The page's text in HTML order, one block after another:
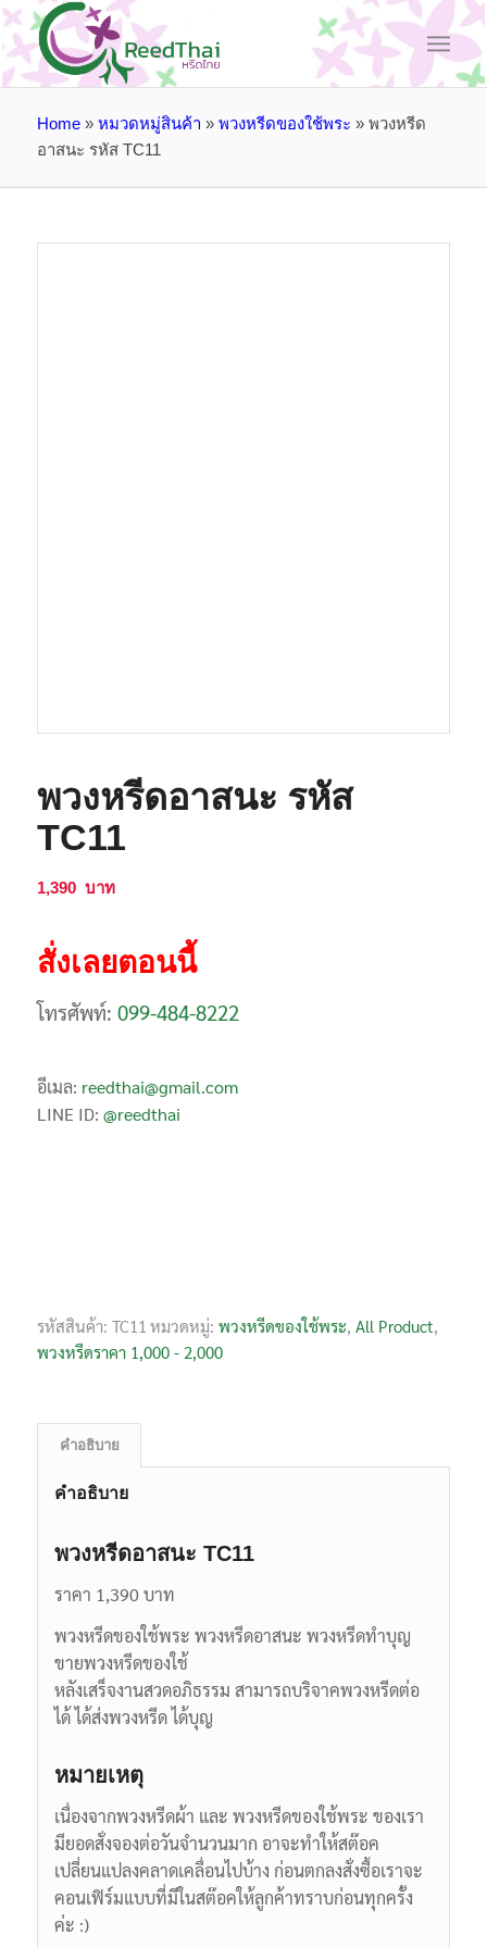
Home » หมวดหมู่สินค้า » พวงหรีดของใช้พระ » พวงหรีด
อาสนะ รหัส TC11
พวงหรีดอาสนะ รหัส
TC11
1,390 บาท
สั่งเลยตอนนี้
โทรศัพท์: 099-484-8222
อีเมล: reedthai@gmail.com
LINE ID: @reedthai
รหัสสินค้า: TC11 หมวดหมู่: พวงหรีดของใช้พระ, All Product,
พวงหรีดราคา 1,000 - 2,000
คำอธิบาย
คำอธิบาย
พวงหรีดอาสนะ TC11
ราคา 1,390 บาท
พวงหรีดของใช้พระ พวงหรีดอาสนะ พวงหรีดทำบุญ
ขายพวงหรีดของใช้
หลังเสร็จงานสวดอภิธรรม สามารถบริจาคพวงหรีดต่อ
ได้ ได้ส่งพวงหรีด ได้บุญ
หมายเหตุ
เนื่องจากพวงหรีดผ้า และ พวงหรีดของใช้พระ ของเรา
มียอดสั่งจองต่อวันจำนวนมาก อาจะทำให้สต๊อค
เปลี่ยนแปลงคลาดเคลื่อนไปบ้าง ก่อนตกลงสั่งซื้อเราจะ
คอนเฟิร์มแบบที่มีในสต๊อคให้ลูกค้าทราบก่อนทุกครั้ง
ค่ะ :)